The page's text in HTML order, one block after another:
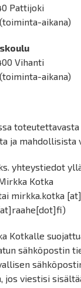
Pattijoki
aikana)
Vihanti
aikana)
toteutettavasta
ja mahdollisista
yhteystiedot
Kotka
mirkka.kotka [at]
Kotkalle
sähköpostin
jos viestisi